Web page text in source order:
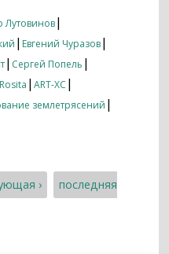
Лутовинов|
| Евгений Чуразов|
| Сергей Попель |
|ART-XC |
землетрясений |
›
последняя